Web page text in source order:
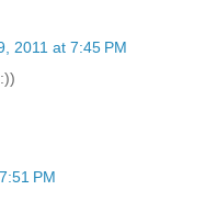
2011 at 7:45 PM
PM